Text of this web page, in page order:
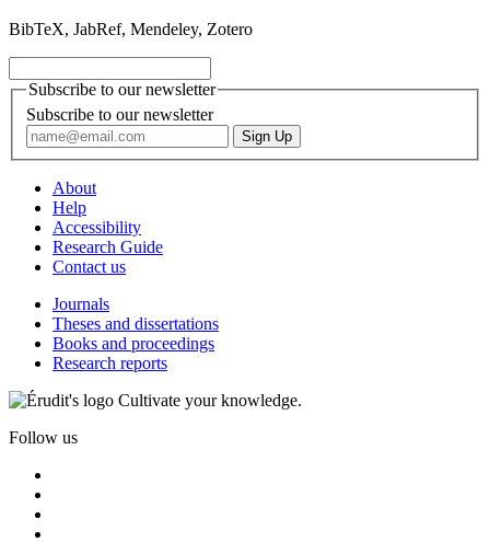
BibTeX, JabRef, Mendeley, Zotero
Subscribe to our newsletter
Subscribe to our newsletter
About
Help
Accessibility
Research Guide
Contact us
Journals
Theses and dissertations
Books and proceedings
Research reports
Cultivate your knowledge.
Follow us